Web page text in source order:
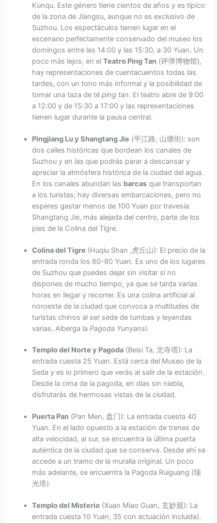
Kunqu. Este género tiene cientos de años y es típico
de la zona de Jiangsu, aunque no es exclusivo de
Suzhou. Los espectáculos tienen lugar en el
escenario perfectamente conservado del museo los
domingos entre las 14:00 y las 15:30, a 30 Yuan. Un
poco más lejos, en elTeatro Ping Tan (评弹博物馆),
hay representaciones de cuentacuentos todas las
tardes, con un tono más informal y la posibilidad de
tomar una taza de téping tan. El teatro abre de 9:00
a 12:00 y de 15:30 a 17:00 y las representaciones
tienen lugar durante la pausa central.
Pingjiang Lu y Shangtang Jie (平江路, 山塘街): son
dos calles históricas que bordean los canales de
Suzhou y en las que podrás parar a descansar y
apreciar la atmósfera histórica de la ciudad del agua.
En los canales abundan las barcas que transportan
a los turistas; hay diversas embarcaciones, pero no
esperes gastar menos de 100 Yuan por travesía.
Shangtang Jie, más alejada del centro, parte de los
pies de la Colina del Tigre.
Colina del Tigre (Huqiu Shan ,虎丘山): El precio de la
entrada ronda los 60-80 Yuan. Es uno de los lugares
de Suzhou que puedes dejar sin visitar si no
dispones de mucho tiempo, ya que se tarda varias
horas en llegar y recorrer. Es una colina artificial al
noroeste de la ciudad que convoca a multitudes de
turistas chinos al ser sede de tumbas y leyendas
varias. Alberga laPagoda Yunyansi.
Templo del Norte y Pagoda (Beisi Ta, 北寺塔): La
entrada cuesta 25 Yuan. Está cerca del Museo de la
Seda y es lo primero que verás al salir de la estación.
Desde la cima de la pagoda, en días sin niebla,
disfrutarás de hermosas vistas de la ciudad.
Puerta Pan (Pan Men, 盘门): La entrada cuesta 40
Yuan. En el lado opuesto a la estación de trenes de
alta velocidad, al sur, se encuentra la última puerta
auténtica de la ciudad que se conserva. Desde ahí se
accede a un tramo de la muralla original. Un poco
más adelante, se encuentra la Pagoda Ruiguang (瑞
光塔).
Templo del Misterio (Xuan Miao Guan, 玄妙观): La
entrada cuesta 10 Yuan, 35 con actuación incluida).